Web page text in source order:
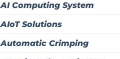
AI Computing System
AIoT Solutions
Automatic Crimping